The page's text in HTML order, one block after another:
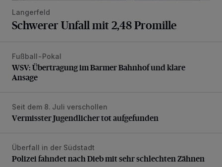
Langerfeld
Schwerer Unfall mit 2,48 Promille
WSV: Übertragung im Barmer Bahnhof und klare Ansage
Fußball-Pokal
WSV: Übertragung im Barmer Bahnhof und klare
Ansage
Vermisster Jugendlicher tot aufgefunden
Seit dem 8. Juli verschollen
Vermisster Jugendlicher tot aufgefunden
Polizei fahndet nach Dieb mit sehr schlechten Zähnen
Überfall in der Südstadt
Polizei fahndet nach Dieb mit sehr schlechten Zähnen